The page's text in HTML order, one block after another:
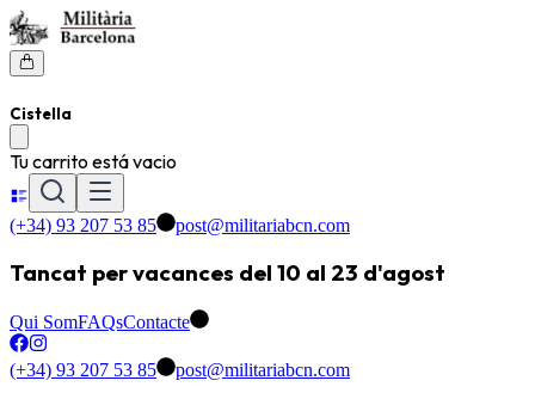
Cistella
Tu carrito está vacio
(+34) 93 207 53 85 post@militariabcn.com
Tancat per vacances del 10 al 23 d'agost
Qui SomFAQsContacte
(+34) 93 207 53 85 post@militariabcn.com